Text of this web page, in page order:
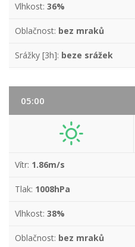
Vlhkost: 36%
Oblačnost: bez mraků
Srážky [3h]: beze srážek
05:00
Vítr: 1.86m/s
Tlak: 1008hPa
Vlhkost: 38%
Oblačnost: bez mraků